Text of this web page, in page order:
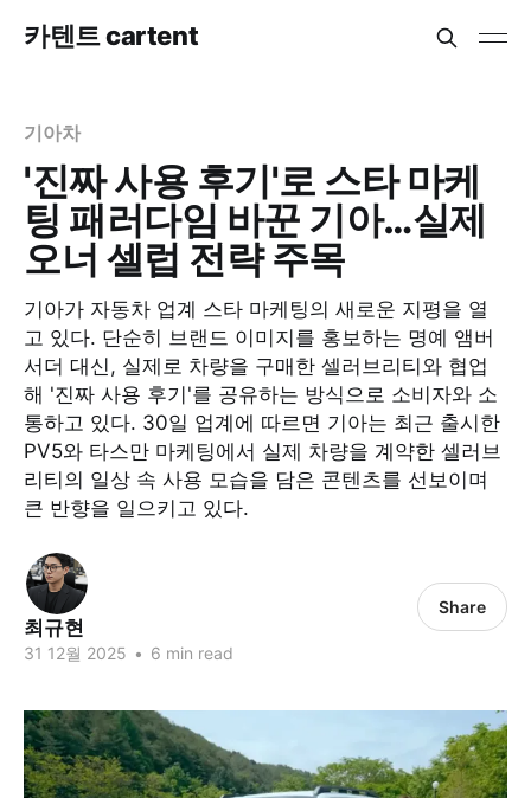
카텐트 cartent
기아차
'진짜 사용 후기'로 스타 마케
팅 패러다임 바꾼 기아…실제
오너 셀럽 전략 주목
기아가 자동차 업계 스타 마케팅의 새로운 지평을 열
고 있다. 단순히 브랜드 이미지를 홍보하는 명예 앰버
서더 대신, 실제로 차량을 구매한 셀러브리티와 협업
해 '진짜 사용 후기'를 공유하는 방식으로 소비자와 소
통하고 있다. 30일 업계에 따르면 기아는 최근 출시한
PV5와 타스만 마케팅에서 실제 차량을 계약한 셀러브
리티의 일상 속 사용 모습을 담은 콘텐츠를 선보이며
큰 반향을 일으키고 있다.
최규현
31 12월 2025 • 6 min read
Share